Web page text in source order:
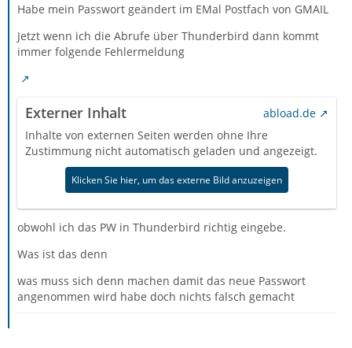
Habe mein Passwort geändert im EMal Postfach von GMAIL
Jetzt wenn ich die Abrufe über Thunderbird dann kommt
immer folgende Fehlermeldung
Externer Inhalt
abload.de
Inhalte von externen Seiten werden ohne Ihre
Zustimmung nicht automatisch geladen und angezeigt.
Klicken Sie hier, um das externe Bild anzuzeigen
obwohl ich das PW in Thunderbird richtig eingebe.
Was ist das denn
was muss sich denn machen damit das neue Passwort
angenommen wird habe doch nichts falsch gemacht